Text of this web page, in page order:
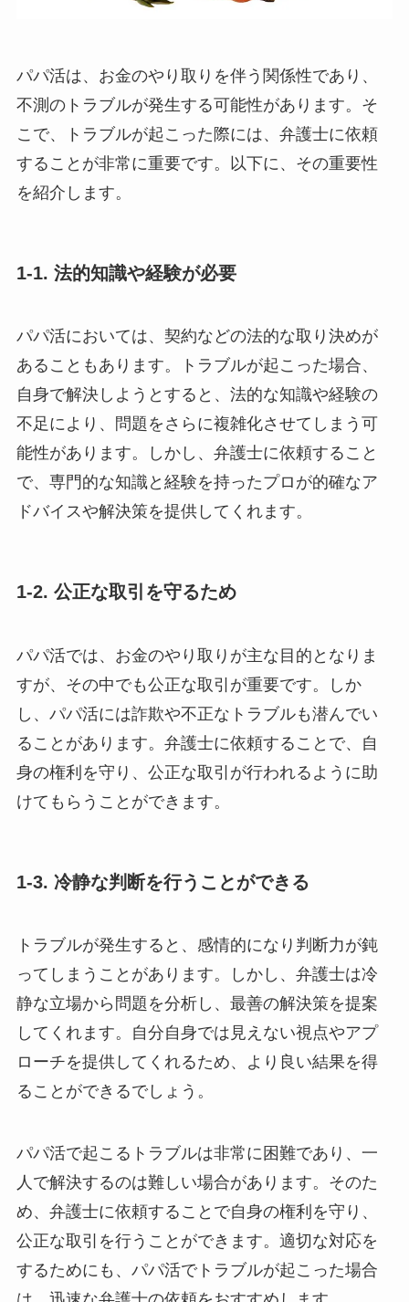
パパ活は、お金のやり取りを伴う関係性であり、
不測のトラブルが発生する可能性があります。そ
こで、トラブルが起こった際には、弁護士に依頼
することが非常に重要です。以下に、その重要性
を紹介します。
1-1. 法的知識や経験が必要
パパ活においては、契約などの法的な取り決めが
あることもあります。トラブルが起こった場合、
自身で解決しようとすると、法的な知識や経験の
不足により、問題をさらに複雑化させてしまう可
能性があります。しかし、弁護士に依頼すること
で、専門的な知識と経験を持ったプロが的確なア
ドバイスや解決策を提供してくれます。
1-2. 公正な取引を守るため
パパ活では、お金のやり取りが主な目的となりま
すが、その中でも公正な取引が重要です。しか
し、パパ活には詐欺や不正なトラブルも潜んでい
ることがあります。弁護士に依頼することで、自
身の権利を守り、公正な取引が行われるように助
けてもらうことができます。
1-3. 冷静な判断を行うことができる
トラブルが発生すると、感情的になり判断力が鈍
ってしまうことがあります。しかし、弁護士は冷
静な立場から問題を分析し、最善の解決策を提案
してくれます。自分自身では見えない視点やアプ
ローチを提供してくれるため、より良い結果を得
ることができるでしょう。
パパ活で起こるトラブルは非常に困難であり、一
人で解決するのは難しい場合があります。そのた
め、弁護士に依頼することで自身の権利を守り、
公正な取引を行うことができます。適切な対応を
するためにも、パパ活でトラブルが起こった場合